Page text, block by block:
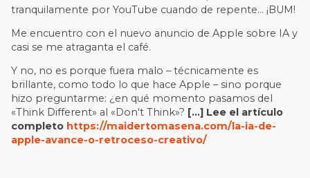
tranquilamente por YouTube cuando de repente… ¡BUM!
Me encuentro con el nuevo anuncio de Apple sobre IA y
casi se me atraganta el café.
Y no, no es porque fuera malo – técnicamente es
brillante, como todo lo que hace Apple – sino porque
hizo preguntarme: ¿en qué momento pasamos del
«Think Different» al «Don't Think»? […] Lee el artículo
completo https://maidertomasena.com/la-ia-de-
apple-avance-o-retroceso-creativo/